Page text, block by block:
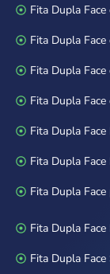
Fita Dupla
Fita Dupla
Fita Dupla Face
Fita Dupla Face
Fita Dupla Face
Fita Dupla Face
Fita Dupla
Fita Dupla Face
Fita Dupla